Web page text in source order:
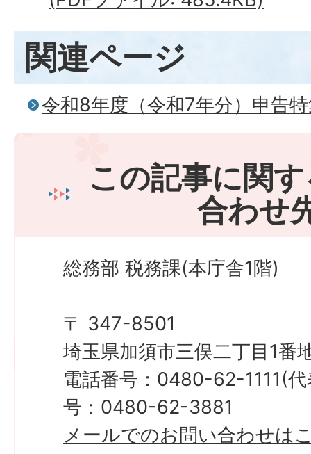
関連ページ
令和8年度（令和7年分）申告
この記事に関
合わせ
総務部 税務課(本庁舎1階)
〒 347-8501
埼玉県加須市三俣二丁目1番
電話番号：0480-62-1111(
号：0480-62-3881
メールでのお問い合わせは